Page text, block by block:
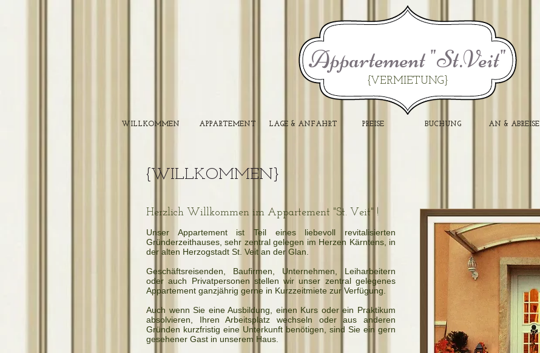
Appartement "St.Veit"
{VERMIETUNG}
WILLKOMMEN APPARTEMENT LAGE & ANFAHRT PREISE BUCHUNG AN & ABREISE
{WILLKOMMEN}
Herzlich Willkommen im Appartement "St. Veit" !
Unser Appartement ist Teil eines liebevoll revitalisierten
Gründerzeithauses, sehr zentral gelegen im Herzen Kärntens, in
der alten Herzogstadt St. Veit an der Glan.
Geschäftsreisenden, Baufirmen, Unternehmen, Leiharbeitern
oder auch Privatpersonen stellen wir unser zentral gelegenes
Appartement ganzjährig gerne in Kurzzeitmiete zur Verfügung.
Auch wenn Sie eine Ausbildung, einen Kurs oder ein Praktikum
absolvieren, Ihren Arbeitsplatz wechseln oder aus anderen
Gründen kurzfristig eine Unterkunft benötigen, sind Sie ein gern
gesehener Gast in unserem Haus.